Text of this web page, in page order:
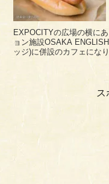
EXPOCITYの広場の横に
ョン施設OSAKA
ッジ)に併設のカフェになります。 注文カウンター
ス